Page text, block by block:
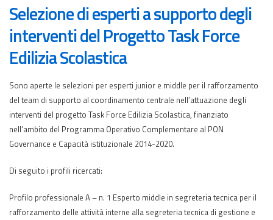
Selezione di esperti a supporto degli
interventi del Progetto Task Force
Edilizia Scolastica
Sono aperte le selezioni per esperti junior e middle per il rafforzamento
del team di supporto al coordinamento centrale nell’attuazione degli
interventi del progetto Task Force Edilizia Scolastica, finanziato
nell’ambito del Programma Operativo Complementare al PON
Governance e Capacità istituzionale 2014-2020.
Di seguito i profili ricercati:
Profilo professionale A – n. 1 Esperto middle in segreteria tecnica per il
rafforzamento delle attività interne alla segreteria tecnica di gestione e